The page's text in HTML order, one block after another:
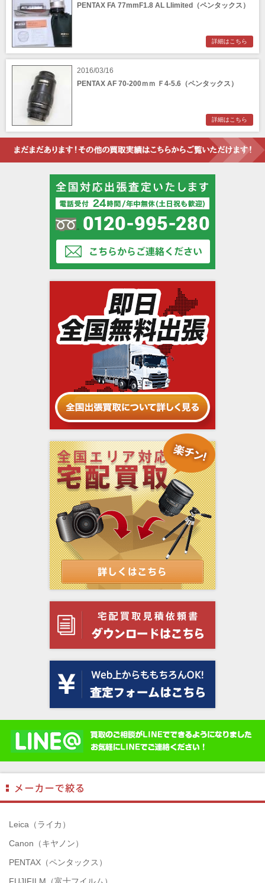
PENTAX FA 77mmF1.8 AL Llimited（ペンタックス）
詳細はこちら
2016/03/16
PENTAX AF 70-200ｍｍ Ｆ4-5.6（ペンタックス）
詳細はこちら
Leica（ライカ）
Canon（キヤノン）
PENTAX（ペンタックス）
FUJIFILM（富士フイルム）